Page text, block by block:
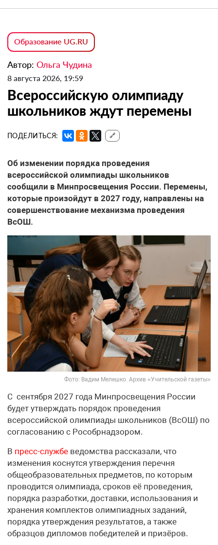
Образование UG.RU
Автор: Ольга Чудина
8 августа 2026, 19:59
Всероссийскую олимпиаду
школьников ждут перемены
ПОДЕЛИТЬСЯ: 🔗
Об изменении порядка проведения
всероссийской олимпиады школьников
сообщили в Минпросвещения России. Перемены,
которые произойдут в 2027 году, направлены на
совершенствование механизма проведения
ВсОШ.
Фото: Вадим Мелешко. Архив «Учительской газеты»
С сентября 2027 года Минпросвещения России
будет утверждать порядок проведения
всероссийской олимпиады школьников (ВсОШ) по
согласованию с Рособрнадзором.
В пресс-службе ведомства рассказали, что
изменения коснутся утверждения перечня
общеобразовательных предметов, по которым
проводится олимпиада, сроков её проведения,
порядка разработки, доставки, использования и
хранения комплектов олимпиадных заданий,
порядка утверждения результатов, а также
образцов дипломов победителей и призёров.